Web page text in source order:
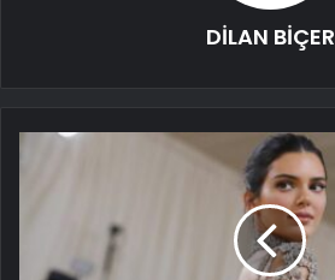
DİLAN BİÇER